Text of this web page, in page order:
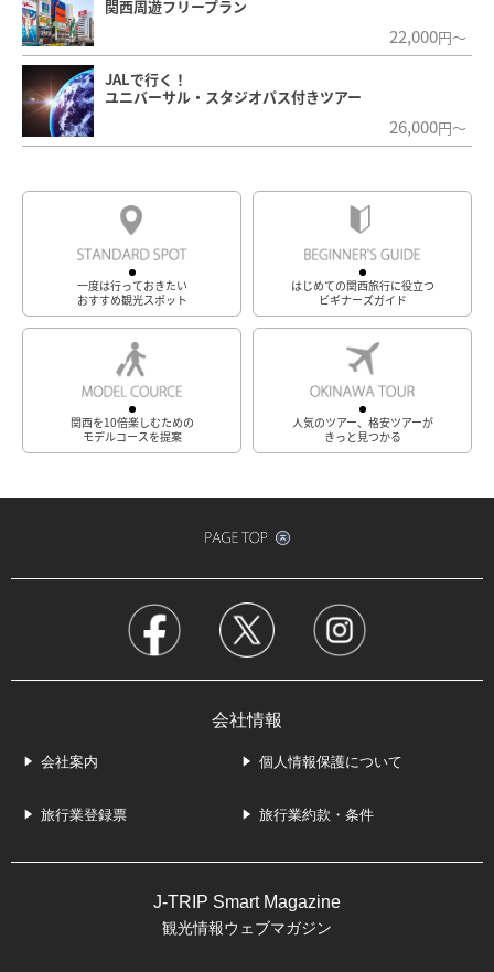
関西周遊フリープラン
22,000円～
JALで行く！
ユニバーサル・スタジオパス付きツアー
26,000円～
一度は行っておきたい
おすすめ観光スポット
はじめての関西旅行に役立つ
ビギナーズガイド
関西を10倍楽しむための
モデルコースを提案
人気のツアー、格安ツアーが
きっと見つかる
会社情報
会社案内 個人情報保護について
旅行業登録票 旅行業約款・条件
J-TRIP Smart Magazine
観光情報ウェブマガジン